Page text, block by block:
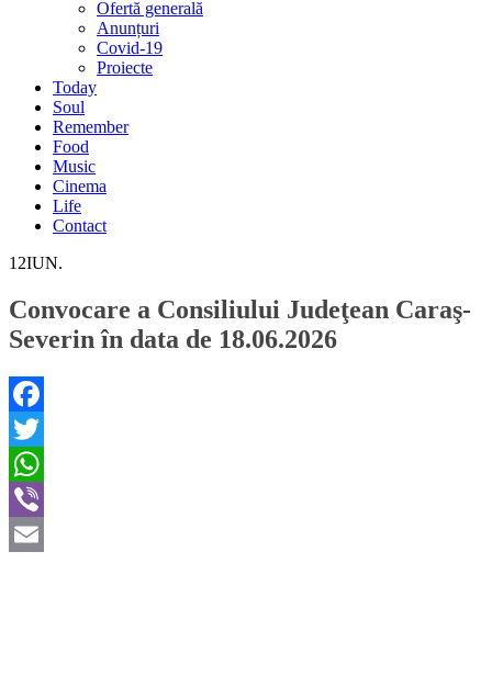
Ofertă generală
Anunțuri
Covid-19
Proiecte
Today
Soul
Remember
Food
Music
Cinema
Life
Contact
12IUN.
Convocare a Consiliului Judeţean Caraş-
Severin în data de 18.06.2026
Facebook
Twitter
WhatsApp
Viber